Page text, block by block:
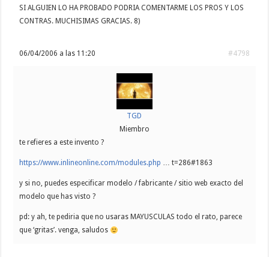
SI ALGUIEN LO HA PROBADO PODRIA COMENTARME LOS PROS Y LOS
CONTRAS. MUCHISIMAS GRACIAS. 8)
06/04/2006 a las 11:20 #4798
TGD
Miembro
te refieres a este invento ?
https://www.inlineonline.com/modules.php … t=286#1863
y si no, puedes especificar modelo / fabricante / sitio web exacto del
modelo que has visto ?
pd: y ah, te pediria que no usaras MAYUSCULAS todo el rato, parece
que ‘gritas’. venga, saludos